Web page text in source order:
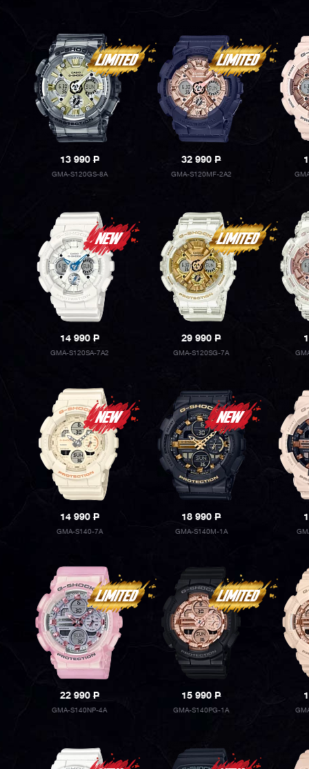
13 990P
GMA-S120GS-8A
32 990P
GMA-S120MF-2A2
14 990P
GMA-S120SA-7A2
29 990P
GMA-S120SG-7A
14 990P
GMA-S140-7A
18 990P
GMA-S140M-1A
22 990P
GMA-S140NP-4A
15 990P
GMA-S140PG-1A